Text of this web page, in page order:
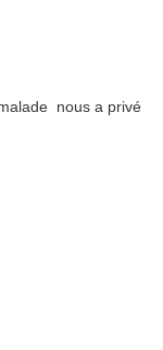
nous a privé